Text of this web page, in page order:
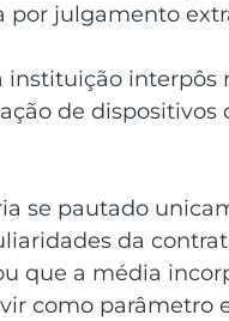
por julgamento
instituição interpôs
de dispositivos
se pautado
da
que a média
como parâmetro